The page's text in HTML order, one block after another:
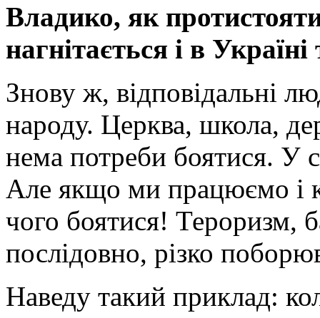
Владико, як
нагнітається і в
Знову ж, відповідальні
народу. Церква, школа,
нема потреби боятися. У
Але якщо ми працюємо і
чого боятися! Тероризм,
послідовно, різко
Наведу такий приклад: